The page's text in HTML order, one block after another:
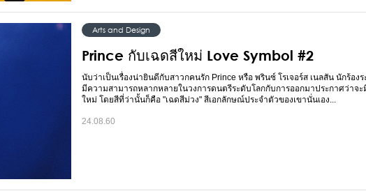
Arts and Design
Prince กับเฉดสีใหม่ Love Symbol #2
นับว่าเป็นเรื่องน่ายินดีกับสาวกคนรัก Prince หรือ พรินซ์ โรเจอร์ส เนลสัน นักร้อง
มีความสามารถหลากหลายในวงการดนตรีระดับโลกกับการออกมาประกาศว่าจะ
ใหม่ โดยสีที่ว่านั้นก็คือ "เฉดสีม่วง" สีเอกลักษณ์ประจำตัวของเขานั่นเอง...
24.08.60